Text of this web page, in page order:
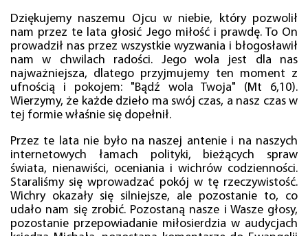
Dziękujemy naszemu Ojcu w niebie, który pozwolił
nam przez te lata głosić Jego miłość i prawdę. To On
prowadził nas przez wszystkie wyzwania i błogosławił
nam w chwilach radości. Jego wola jest dla nas
najważniejsza, dlatego przyjmujemy ten moment z
ufnością i pokojem: "Bądź wola Twoja" (Mt 6,10).
Wierzymy, że każde dzieło ma swój czas, a nasz czas w
tej formie właśnie się dopełnił.
Przez te lata nie było na naszej antenie i na naszych
internetowych łamach polityki, bieżących spraw
świata, nienawiści, oceniania i wichrów codzienności.
Staraliśmy się wprowadzać pokój w tę rzeczywistość.
Wichry okazały się silniejsze, ale pozostanie to, co
udało nam się zrobić. Pozostaną nasze i Wasze głosy,
pozostanie przepowiadanie miłosierdzia w audycjach